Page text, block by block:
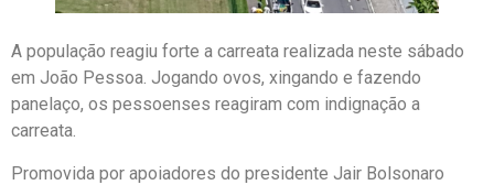
A população reagiu forte a carreata realizada neste sábado
em João Pessoa. Jogando ovos, xingando e fazendo
panelaço, os pessoenses reagiram com indignação a
carreata.
Promovida por apoiadores do presidente Jair Bolsonaro